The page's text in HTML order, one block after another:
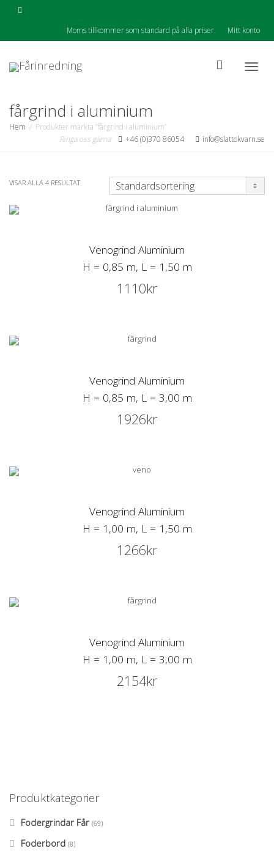
Moms tillkommer som standard på alla priser. Mitt konto
fårgrind i aluminium
Hem
Produkter märkta ”fårgrind i aluminium”
Ringa oss gärna
+46 (0)370 86054 info@slattokvarn.se
VISAR ALLA 4 RESULTAT
Venogrind Aluminium
H = 0,85 m, L = 1,50 m
1110kr
Venogrind Aluminium
H = 0,85 m, L = 3,00 m
1926kr
Venogrind Aluminium
H = 1,00 m, L = 1,50 m
1266kr
Venogrind Aluminium
H = 1,00 m, L = 3,00 m
2154kr
Produktkategorier
Fodergrindar Får (69)
Foderbord (8)